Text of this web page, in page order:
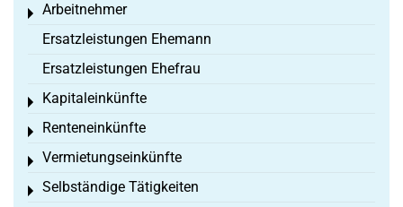
Arbeitnehmer
Toggle menu
Ersatzleistungen Ehemann
Ersatzleistungen Ehefrau
Kapitaleinkünfte
Toggle menu
Renteneinkünfte
Toggle menu
Vermietungseinkünfte
Toggle menu
Selbständige Tätigkeiten
Toggle menu